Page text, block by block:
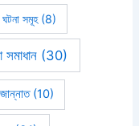
সমূহ(8)
সমাধান (30)
জান্নাত(10)